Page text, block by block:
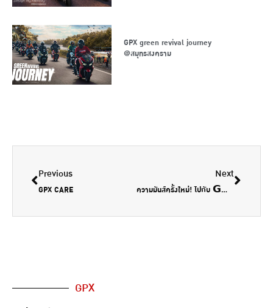
GPX green revival journey
@สมุทรสงคราม
Previous
GPX CARE
Next
ความมันส์ครั้งใหม่! ไปกับ 𝗚𝗣𝗫 𝗗𝗭𝟯 (ดีซีทรี)
GPX